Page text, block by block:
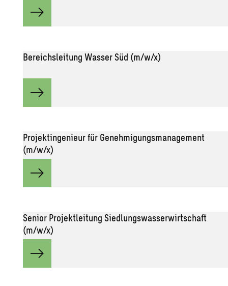
Bereichsleitung Wasser Süd (m/w/x)
Projektingenieur für Genehmigungsmanagement
(m/w/x)
Senior Projektleitung Siedlungswasserwirtschaft
(m/w/x)